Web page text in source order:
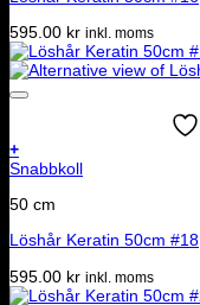
595.00 kr inkl. moms
+
Snabbkoll
50 cm
Löshår Keratin 50cm #18
595.00 kr inkl. moms